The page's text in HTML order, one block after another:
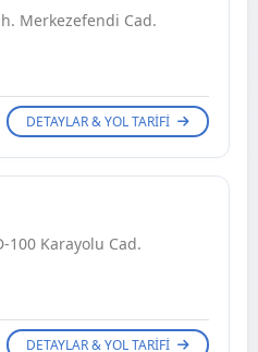
Merkezefendi Cad.
DETAYLAR & YOL TARIFI
100 Karayolu Cad.
DETAYLAR & YOL TARIFI